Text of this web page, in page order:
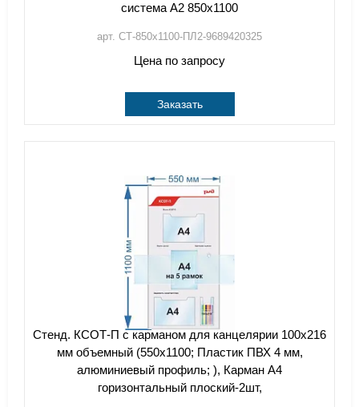
система А2 850х1100
арт. СТ-850х1100-ПЛ2-9689420325
Цена по запросу
Заказать
Стенд. КСОТ-П с карманом для канцелярии 100х216
мм объемный (550х1100; Пластик ПВХ 4 мм,
алюминиевый профиль; ), Карман А4
горизонтальный плоский-2шт,